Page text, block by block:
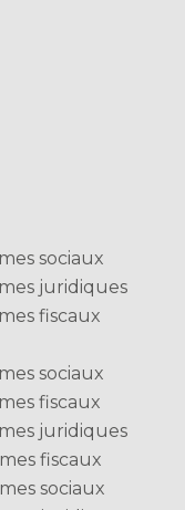
sociaux
juridiques
fiscaux
sociaux
fiscaux
juridiques
fiscaux
sociaux